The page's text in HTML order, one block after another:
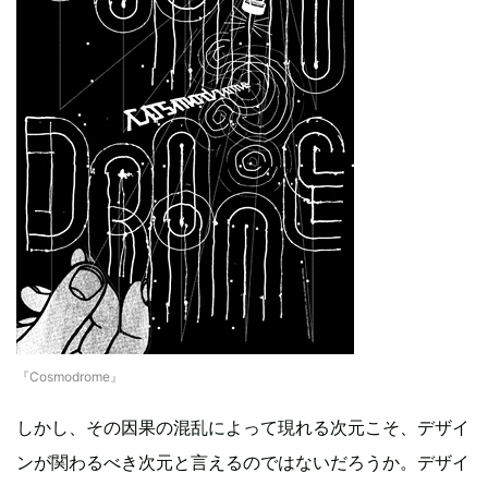
『Cosmodrome』
しかし、その因果の混乱によって現れる次元こそ、デザイ
ンが関わるべき次元と言えるのではないだろうか。デザイ